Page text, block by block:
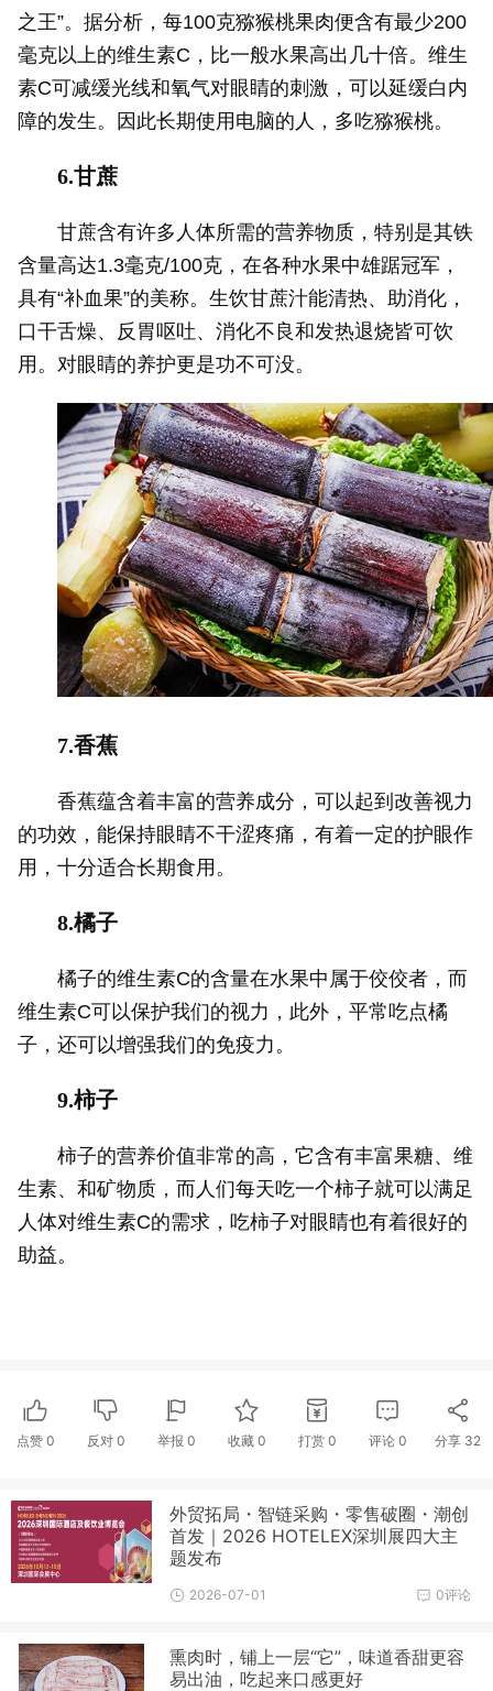
之王”。据分析，每100克猕猴桃果肉便含有最少200
毫克以上的维生素C，比一般水果高出几十倍。维生
素C可减缓光线和氧气对眼睛的刺激，可以延缓白内
障的发生。因此长期使用电脑的人，多吃猕猴桃。
6.甘蔗
甘蔗含有许多人体所需的营养物质，特别是其铁
含量高达1.3毫克/100克，在各种水果中雄踞冠军，
具有“补血果”的美称。生饮甘蔗汁能清热、助消化，
口干舌燥、反胃呕吐、消化不良和发热退烧皆可饮
用。对眼睛的养护更是功不可没。
7.香蕉
香蕉蕴含着丰富的营养成分，可以起到改善视力
的功效，能保持眼睛不干涩疼痛，有着一定的护眼作
用，十分适合长期食用。
8.橘子
橘子的维生素C的含量在水果中属于佼佼者，而
维生素C可以保护我们的视力，此外，平常吃点橘
子，还可以增强我们的免疫力。
9.柿子
柿子的营养价值非常的高，它含有丰富果糖、维
生素、和矿物质，而人们每天吃一个柿子就可以满足
人体对维生素C的需求，吃柿子对眼睛也有着很好的
助益。
点赞 0 反对 0 举报 0 收藏 0 打赏 0 评论 0 分享 32
外贸拓局・智链采购・零售破圈・潮创
首发｜2026 HOTELEX深圳展四大主
题发布
0评论
2026-07-01
熏肉时，铺上一层“它”，味道香甜更容
易出油，吃起来口感更好